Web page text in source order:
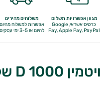
מגוון אפשרויות תשלום
כרטיס אשראי, Google
Pay,Apple Pay, PayPal
משלוחים מהירים
אפשרות למשלוח מהיום
להיום או 3-5 ימי עסקים
ויטמין D 1000 של נוטרי די